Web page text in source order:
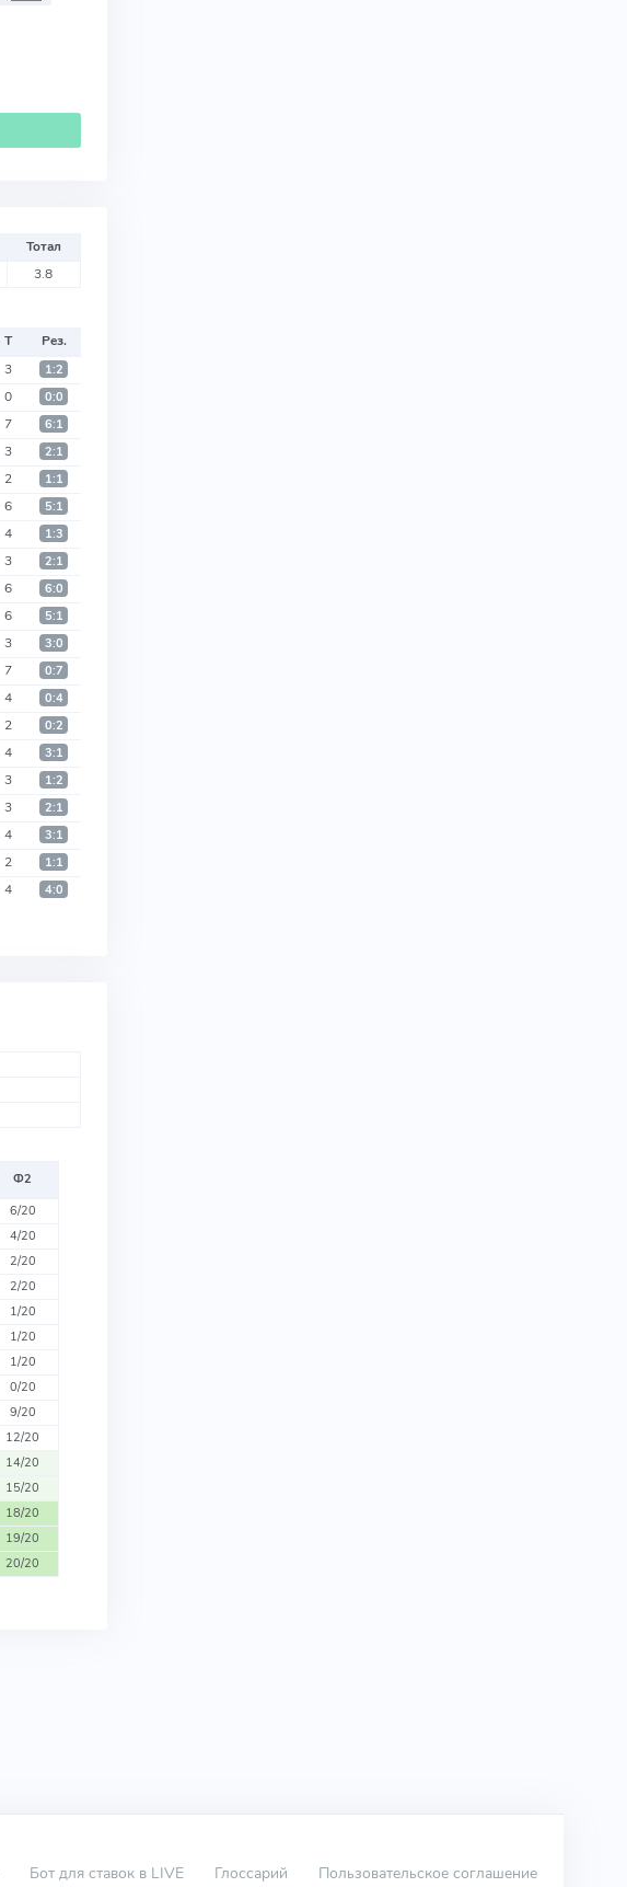
Тотал
3.8
Т
Рез.
3 1:2
0 0:0
7 6:1
3 2:1
2 1:1
6 5:1
4 1:3
3 2:1
6 6:0
6 5:1
3 3:0
7 0:7
4 0:4
2 0:2
4 3:1
3 1:2
3 2:1
4 3:1
2 1:1
4 4:0
Ф2
6/20
4/20
2/20
2/20
1/20
1/20
1/20
0/20
9/20
12/20
14/20
15/20
18/20
19/20
20/20
Бот для ставок в LIVE Глоссарий
Пользовательское соглашение